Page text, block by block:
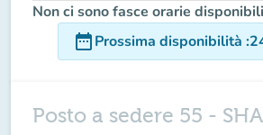
Non ci sono fasce orarie
date_rangeProssima disponibilità :
Posto a sedere 55 -